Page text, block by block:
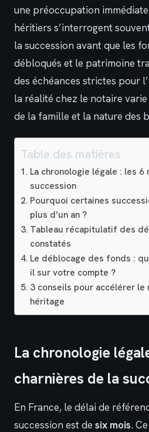
une préoccupation
héritiers s’interrogent
la succession avant que les
débloqués et le patrimoine
des échéances strictes pour
la réalité chez le notaire
de la famille et la nature des
Table des matières
La chronologie légale : les 6
succession
Pourquoi certaines
plus d’un an ?
Tableau récapitulatif des
constatés
Le déblocage des fonds :
il sur votre compte ?
3 conseils pour accélérer le
héritage
La chronologie
charnières de la
En France, le délai de
succession est de six mois.